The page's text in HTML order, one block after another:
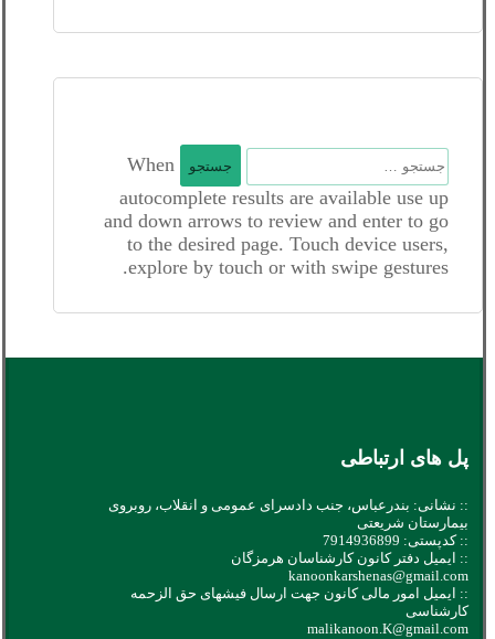
جستجو
برای:
When
autocomplete results are available use up
and down arrows to review and enter to go
to the desired page. Touch device users,
explore by touch or with swipe gestures.
پل های ارتباطی
:: نشانی: بندرعباس، جنب دادسرای عمومی و انقلاب، روبروی
بیمارستان شریعتی
:: کدپستی: 7914936899
:: ایمیل دفتر کانون کارشناسان هرمزگان
kanoonkarshenas@gmail.com
:: ایمیل امور مالی کانون جهت ارسال فیشهای حق الزحمه
کارشناسی
malikanoon.K@gmail.com